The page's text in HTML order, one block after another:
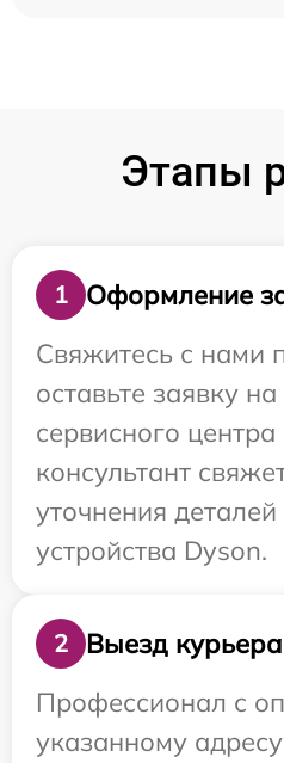
Этапы
1
Оформление
Свяжитесь с нами
оставьте заявку на
сервисного
консультант
уточнения
устройства Dyson.
2
Выезд
Профессионал с
указанному